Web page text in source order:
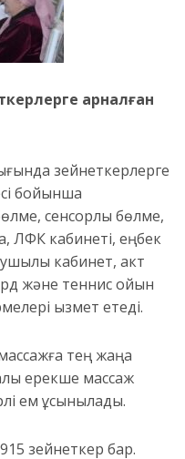
арналған
зейнеткерлерге
бойынша
сенсорлық бөлме,
ЛФК кабинеті, еңбек
кабинет, акт
және теннис ойын
қызмет етеді.
тең жаңа
ерекше массаж
ем ұсынылады.
зейнеткер бар.